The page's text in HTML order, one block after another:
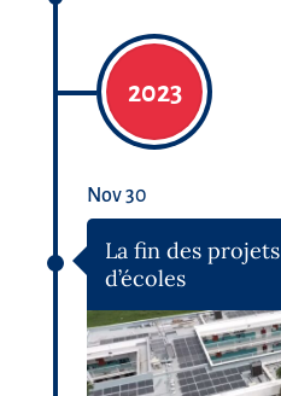
2023
Nov 30
La fin des
d’écoles